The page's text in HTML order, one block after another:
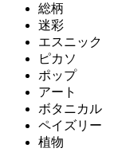
総柄
迷彩
エスニック
ピカソ
ポップ
アート
ボタニカル
ペイズリー
植物